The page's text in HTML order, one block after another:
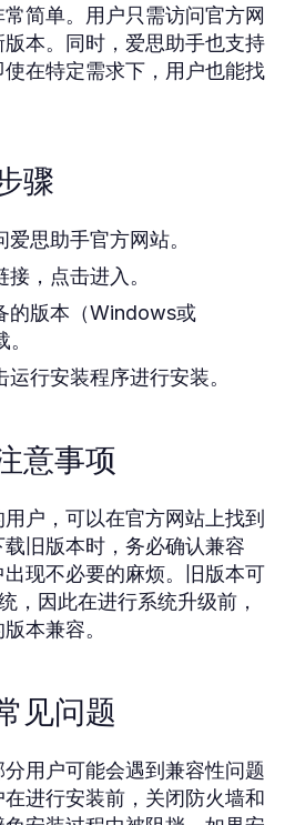
简单。用户只需访问官方网
本。同时，爱思助手也支持
在特定需求下，用户也能找
骤
思助手官方网站。
，点击进入。
的版本（Windows或
行安装程序进行安装。
意事项
户，可以在官方网站上找到
旧版本时，务必确认兼容
现不必要的麻烦。旧版本可
，因此在进行系统升级前，
本兼容。
见问题
用户可能会遇到兼容性问题
进行安装前，关闭防火墙和